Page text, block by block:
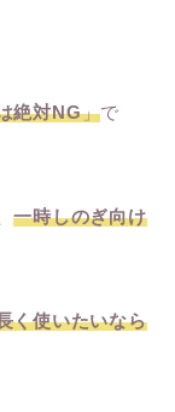
絶対NG」で
一時しのぎ向け
く使いたいなら